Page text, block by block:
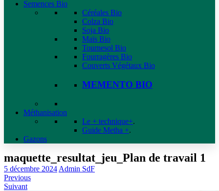
Semences Bio
Céréales Bio
Colza Bio
Soja Bio
Maïs Bio
Tournesol Bio
Fourragères Bio
Couverts Végétaux Bio
MEMENTO BIO
Méthanisation
Le + technique+.
Guide Metha +.
Gazons
maquette_resultat_jeu_Plan de travail 1
5 décembre 2024 Admin SdF
Previous
Suivant